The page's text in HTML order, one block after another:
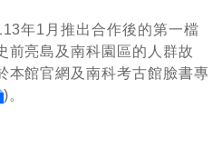
年1 月推出合作後的第一檔
前亮島及南科園區的人群故
本館官網及南科考古館臉書專
)。